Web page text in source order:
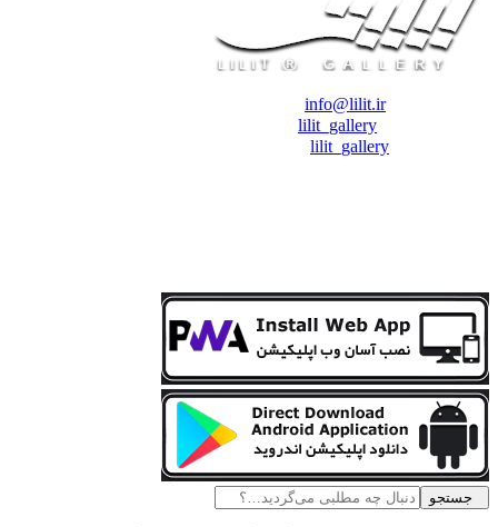
info@lilit.ir
lilit_gallery
lilit_gallery
جستجو